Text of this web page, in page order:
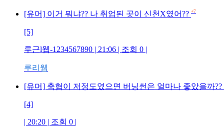
[유머] 이거 뭐냐?? 나 취업된 곳이 신천X였어?? +7
[5]
루근l웹-1234567890 | 21:06 | 조회 0 |
루리웹
[유머] 축협이 저정도였으면 버닝썬은 얼마나 좋았을까??
[4]
| 20:20 | 조회 0 |